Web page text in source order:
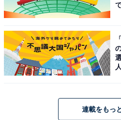
市役、茶々役で1人2役を演じ、
DAIGOさんとの間には2人の子
トにも注目が集まっています。
「俳優だけでなく、モデル業
連載をもっ